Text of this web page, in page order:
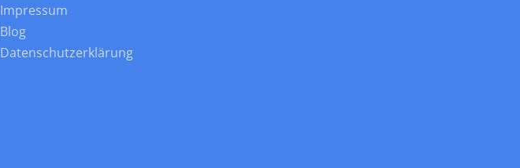
Impressum
Blog
Datenschutzerklärung